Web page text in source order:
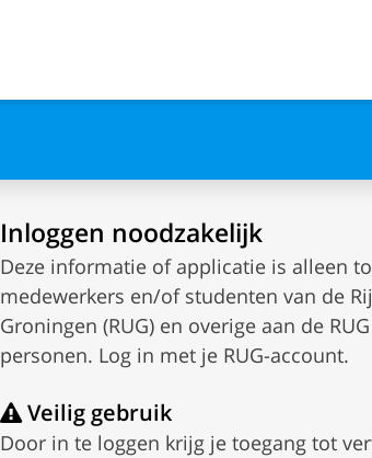
Inloggen noodzakelijk
Deze informatie of applicatie is alleen
medewerkers en/of studenten van de
Groningen (RUG) en overige aan de
personen. Log in met je RUG-account.
Veilig gebruik
Door in te loggen krijg je toegang tot